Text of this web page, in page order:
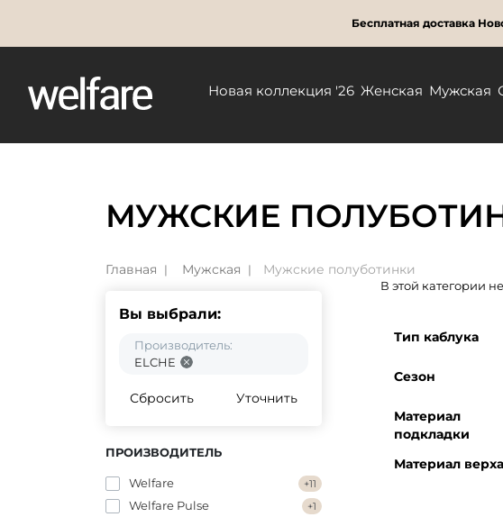
Бесплатная доставка
Новая коллекция '26 Женская Мужская
МУЖСКИЕ
Главная Мужская Мужские полуботинки
Вы выбрали:
Производитель:
ELCHE
Сбросить Уточнить
ПРОИЗВОДИТЕЛЬ
Welfare +11
Welfare Pulse +1
В этой категории
Тип каблука
Сезон
Материал
подкладки
Материал верха